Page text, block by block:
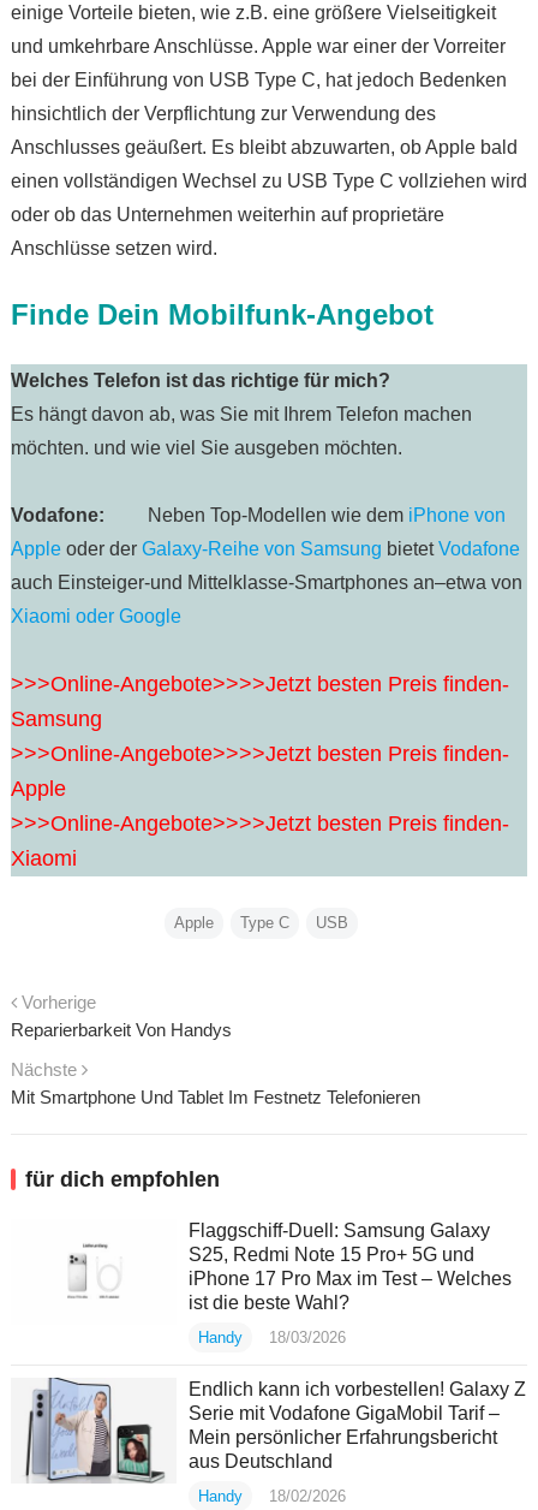
einige Vorteile bieten, wie z.B. eine größere Vielseitigkeit
und umkehrbare Anschlüsse. Apple war einer der Vorreiter
bei der Einführung von USB Type C, hat jedoch Bedenken
hinsichtlich der Verpflichtung zur Verwendung des
Anschlusses geäußert. Es bleibt abzuwarten, ob Apple bald
einen vollständigen Wechsel zu USB Type C vollziehen wird
oder ob das Unternehmen weiterhin auf proprietäre
Anschlüsse setzen wird.
Finde Dein Mobilfunk-Angebot
Welches Telefon ist das richtige für mich?
Es hängt davon ab, was Sie mit Ihrem Telefon machen
möchten. und wie viel Sie ausgeben möchten.
Vodafone: Neben Top-Modellen wie dem iPhone von
Appleoder der Galaxy-Reihe von Samsung bietetVodafone
auch Einsteiger-und Mittelklasse-Smartphones an–etwa von
Xiaomi oder Google
>>>Online-Angebote>>>>Jetzt besten Preis finden-
Samsung
>>>Online-Angebote>>>>Jetzt besten Preis finden-
Apple
>>>Online-Angebote>>>>Jetzt besten Preis finden-
Xiaomi
Apple Type C USB
Vorherige
Reparierbarkeit Von Handys
Nächste
Mit Smartphone Und Tablet Im Festnetz Telefonieren
für dich empfohlen
Flaggschiff-Duell: Samsung Galaxy
S25, Redmi Note 15 Pro+ 5G und
iPhone 17 Pro Max im Test – Welches
ist die beste Wahl?
Handy 18/03/2026
Endlich kann ich vorbestellen! Galaxy Z
Serie mit Vodafone GigaMobil Tarif –
Mein persönlicher Erfahrungsbericht
aus Deutschland
Handy 18/02/2026